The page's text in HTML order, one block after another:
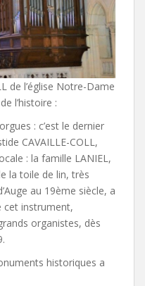
de l’église Notre-Dame
l’histoire :
: c’est le dernier
CAVAILLE-COLL,
: la famille LANIEL,
la toile de lin, très
au 19ème siècle, a
cet instrument,
organistes, dès
historiques a